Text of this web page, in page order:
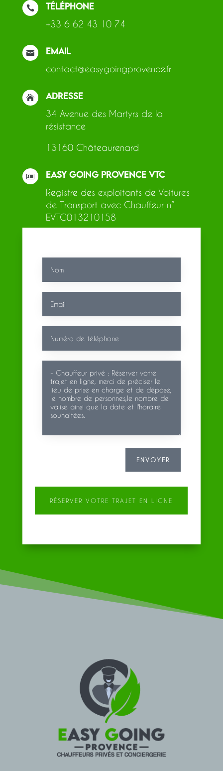

Téléphone
+33 6 62 43 10 74

Email
contact@easygoingprovence.fr

adresse
34 Avenue des Martyrs de la
résistance
13160 Châteaurenard

EASY GOING PROVENCE VTC
Registre des exploitants de Voitures
de Transport avec Chauffeur n°
EVTC013210158
ENVOYER
RÉSERVER VOTRE TRAJET EN LIGNE